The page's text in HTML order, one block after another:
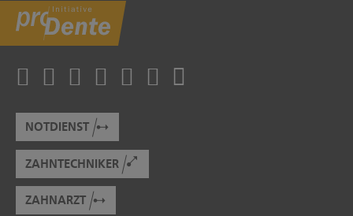
NOTDIENST
ZAHNTECHNIKER
ZAHNARZT